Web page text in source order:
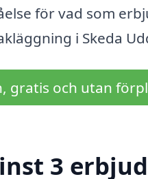
för vad som
i Skeda
gratis och utan
3